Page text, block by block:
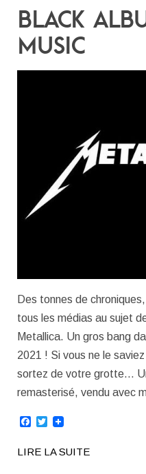
BLACK
MUSIC
Des tonnes de
tous les médias au sujet
Metallica. Un gros bang
2021 ! Si vous ne le
sortez de votre grotte…
remasterisé, vendu avec
Facebook
Twitter
LIRE LA SUITE